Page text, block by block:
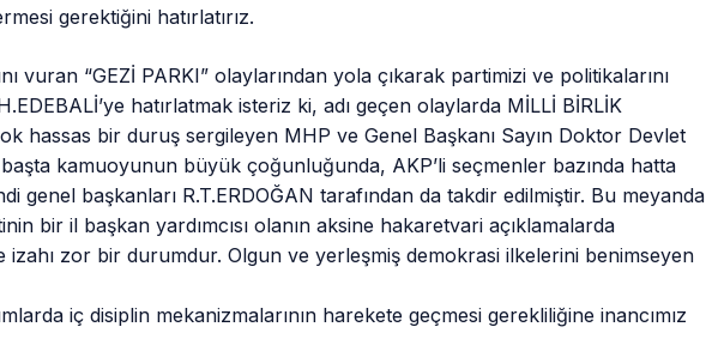
gerektiğini hatırlatırız.
vuran “GEZİ PARKI” olaylarından yola çıkarak partimizi ve politikalarını
hatırlatmak isteriz ki, adı geçen olaylarda MİLLİ BİRLİK
hassas bir duruş sergileyen MHP ve Genel Başkanı Sayın Doktor Devlet
kamuoyunun büyük çoğunluğunda, AKP’li seçmenler bazında hatta
genel başkanları R.T.ERDOĞAN tarafından da takdir edilmiştir. Bu meyanda
bir il başkan yardımcısı olanın aksine hakaretvari açıklamalarda
izahı zor bir durumdur. Olgun ve yerleşmiş demokrasi ilkelerini benimseyen
iç disiplin mekanizmalarının harekete geçmesi gerekliliğine inancımız